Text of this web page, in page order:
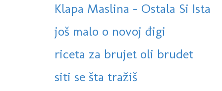
Klapa Maslina - Ostala Si Ista
još malo o novoj đigi
riceta za brujet oli brudet
siti se šta tražiš